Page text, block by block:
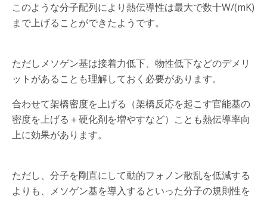
このような分子配列により熱伝導性は最大で数十W/(mK)
まで上げることができたようです。
ただしメソゲン基は接着力低下、物性低下などのデメリ
ットがあることも理解しておく必要があります。
合わせて架橋密度を上げる（架橋反応を起こす官能基の
密度を上げる＋硬化剤を増やすなど）ことも熱伝導率向
上に効果があります。
ただし、分子を剛直にして動的フォノン散乱を低減する
よりも、メソゲン基を導入するといった分子の規則性を